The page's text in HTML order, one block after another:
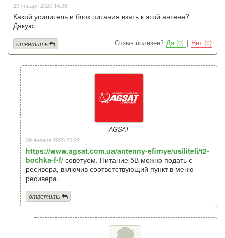
29 января 2020 14:38
Какой усилитель и блок питания взять к этой антене?
Дякую.
Отзыв полезен? Да (0) | Нет (0)
ответить
AGSAT
29 января 2020 20:22
https://www.agsat.com.ua/antenny-efirnye/usiliteli/t2-
bochka-f-f/ советуем. Питание 5В можно подать с
ресивера, включив соответствующий пункт в меню
ресивера.
ответить